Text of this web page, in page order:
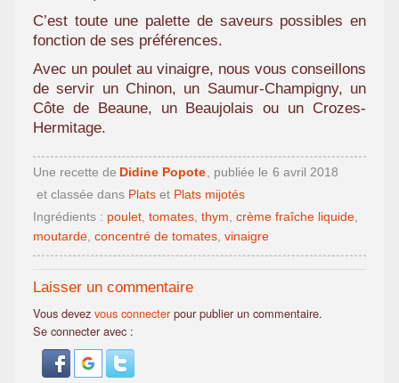
C’est toute une palette de saveurs possibles en
fonction de ses préférences.
Avec un poulet au vinaigre, nous vous conseillons
de servir un Chinon, un Saumur-Champigny, un
Côte de Beaune, un Beaujolais ou un Crozes-
Hermitage.
Une recette de Didine Popote , publiée le 6 avril 2018
et classée dans Plats et Plats mijotés
Ingrédients : poulet tomates thym crème fraîche liquide
moutarde concentré de tomates vinaigre
Laisser un commentaire
Vous devez vous connecterpour publier un commentaire.
Se connecter avec :